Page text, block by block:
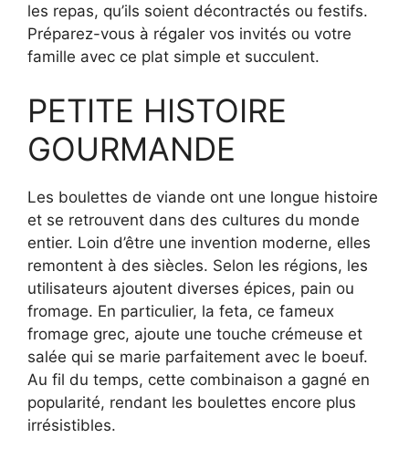
les repas, qu’ils soient décontractés ou festifs.
Préparez-vous à régaler vos invités ou votre
famille avec ce plat simple et succulent.
PETITE HISTOIRE
GOURMANDE
Les boulettes de viande ont une longue histoire
et se retrouvent dans des cultures du monde
entier. Loin d’être une invention moderne, elles
remontent à des siècles. Selon les régions, les
utilisateurs ajoutent diverses épices, pain ou
fromage. En particulier, la feta, ce fameux
fromage grec, ajoute une touche crémeuse et
salée qui se marie parfaitement avec le boeuf.
Au fil du temps, cette combinaison a gagné en
popularité, rendant les boulettes encore plus
irrésistibles.